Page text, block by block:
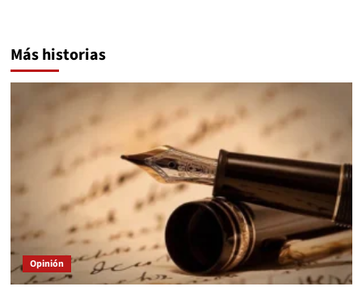
Más historias
Opinión